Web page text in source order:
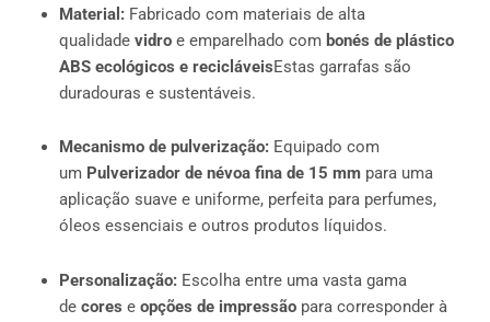
Material:Fabricado com materiais de alta
qualidade vidroe emparelhado com bonés de plástico
ABS ecológicos e recicláveisEstas garrafas são
duradouras e sustentáveis.
Mecanismo de pulverização:Equipado com
um Pulverizador de névoa fina de 15 mmpara uma
aplicação suave e uniforme, perfeita para perfumes,
óleos essenciais e outros produtos líquidos.
Personalização:Escolha entre uma vasta gama
de cores e opções de impressãopara corresponder à